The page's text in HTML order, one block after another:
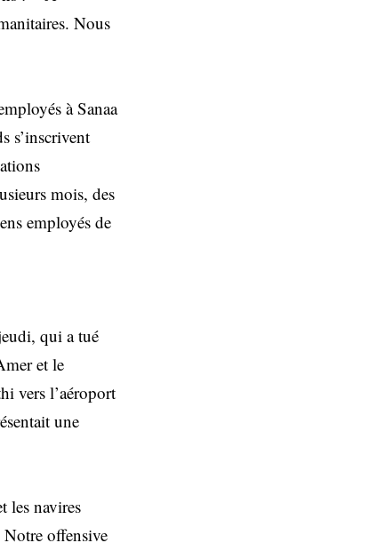
Nous
à Sanaa
s’inscrivent
mois, des
employés de
qui a tué
et le
vers l’aéroport
une
les navires
offensive